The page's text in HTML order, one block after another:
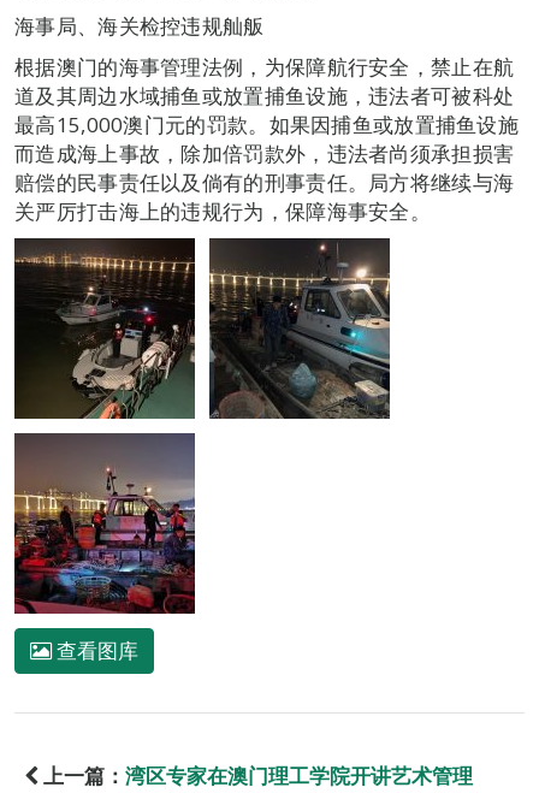
海事局、海关检控违规舢舨
根据澳门的海事管理法例，为保障航行安全，禁止在航
道及其周边水域捕鱼或放置捕鱼设施，违法者可被科处
最高15,000澳门元的罚款。如果因捕鱼或放置捕鱼设施
而造成海上事故，除加倍罚款外，违法者尚须承担损害
赔偿的民事责任以及倘有的刑事责任。局方将继续与海
关严厉打击海上的违规行为，保障海事安全。
查看图库
上一篇： 湾区专家在澳门理工学院开讲艺术管理